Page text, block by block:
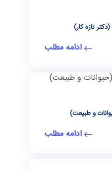
ادامه مطلب
ادامه مطلب